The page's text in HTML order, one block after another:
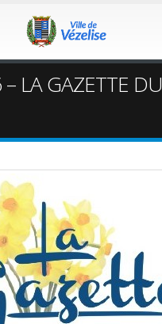
LA GAZETTE DU